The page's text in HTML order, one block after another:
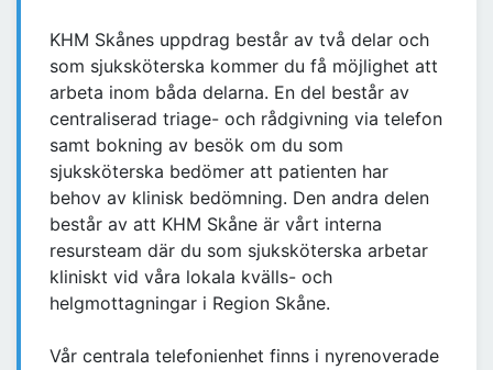
KHM Skånes uppdrag består av två delar och
som sjuksköterska kommer du få möjlighet att
arbeta inom båda delarna. En del består av
centraliserad triage- och rådgivning via telefon
samt bokning av besök om du som
sjuksköterska bedömer att patienten har
behov av klinisk bedömning. Den andra delen
består av att KHM Skåne är vårt interna
resursteam där du som sjuksköterska arbetar
kliniskt vid våra lokala kvälls- och
helgmottagningar i Region Skåne.
Vår centrala telefonienhet finns i nyrenoverade